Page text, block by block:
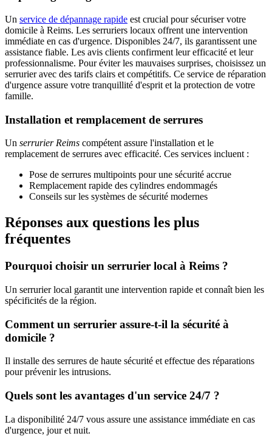
Un service de dépannage rapide est crucial pour sécuriser votre
domicile à Reims. Les serruriers locaux offrent une intervention
immédiate en cas d'urgence. Disponibles 24/7, ils garantissent une
assistance fiable. Les avis clients confirment leur efficacité et leur
professionnalisme. Pour éviter les mauvaises surprises, choisissez un
serrurier avec des tarifs clairs et compétitifs. Ce service de réparation
d'urgence assure votre tranquillité d'esprit et la protection de votre
famille.
Installation et remplacement de serrures
Un serrurier Reims compétent assure l'installation et le
remplacement de serrures avec efficacité. Ces services incluent :
Pose de serrures multipoints pour une sécurité accrue
Remplacement rapide des cylindres endommagés
Conseils sur les systèmes de sécurité modernes
Réponses aux questions les plus
fréquentes
Pourquoi choisir un serrurier local à Reims ?
Un serrurier local garantit une intervention rapide et connaît bien les
spécificités de la région.
Comment un serrurier assure-t-il la sécurité à
domicile ?
Il installe des serrures de haute sécurité et effectue des réparations
pour prévenir les intrusions.
Quels sont les avantages d'un service 24/7 ?
La disponibilité 24/7 vous assure une assistance immédiate en cas
d'urgence, jour et nuit.